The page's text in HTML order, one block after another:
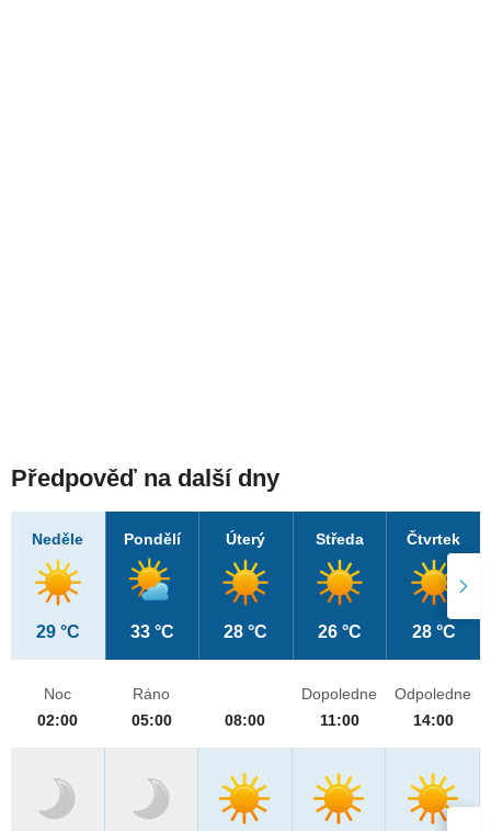
Předpověď na další dny
Neděle
29 °C
Pondělí
33 °C
Úterý
28 °C
Středa
26 °C
Čtvrtek
28 °C
Noc
02:00
Ráno
05:00
08:00
Dopoledne
11:00
Odpoledne
14:00